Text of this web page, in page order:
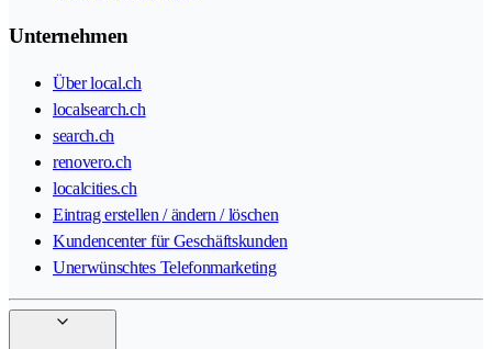
Unternehmen
Über local.ch
localsearch.ch
search.ch
renovero.ch
localcities.ch
Eintrag erstellen / ändern / löschen
Kundencenter für Geschäftskunden
Unerwünschtes Telefonmarketing